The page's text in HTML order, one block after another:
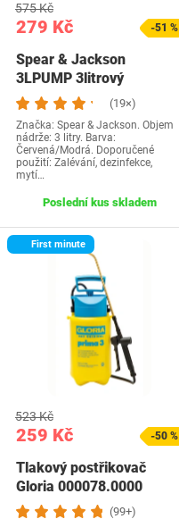
279 Kč
575 Kč
-51 %
Spear & Jackson
3LPUMP 3litrový
univerzální tlakový…
(19×)
Značka: Spear & Jackson. Objem
nádrže: 3 litry. Barva:
Červená/Modrá. Doporučené
použití: Zalévání, dezinfekce,
mytí…
Poslední kus skladem
First minute
259 Kč
523 Kč
-50 %
Tlakový postřikovač
Gloria 000078.0000
(99+)